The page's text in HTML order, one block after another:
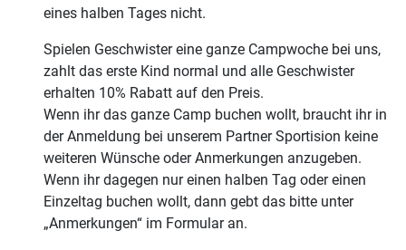
eines halben Tages nicht.
Spielen Geschwister eine ganze Campwoche bei uns,
zahlt das erste Kind normal und alle Geschwister
erhalten 10% Rabatt auf den Preis.
Wenn ihr das ganze Camp buchen wollt, braucht ihr in
der Anmeldung bei unserem Partner Sportision keine
weiteren Wünsche oder Anmerkungen anzugeben.
Wenn ihr dagegen nur einen halben Tag oder einen
Einzeltag buchen wollt, dann gebt das bitte unter
„Anmerkungen“ im Formular an.